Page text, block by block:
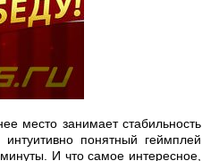
место занимает стабильность
понятный геймплей
И что самое интересное,